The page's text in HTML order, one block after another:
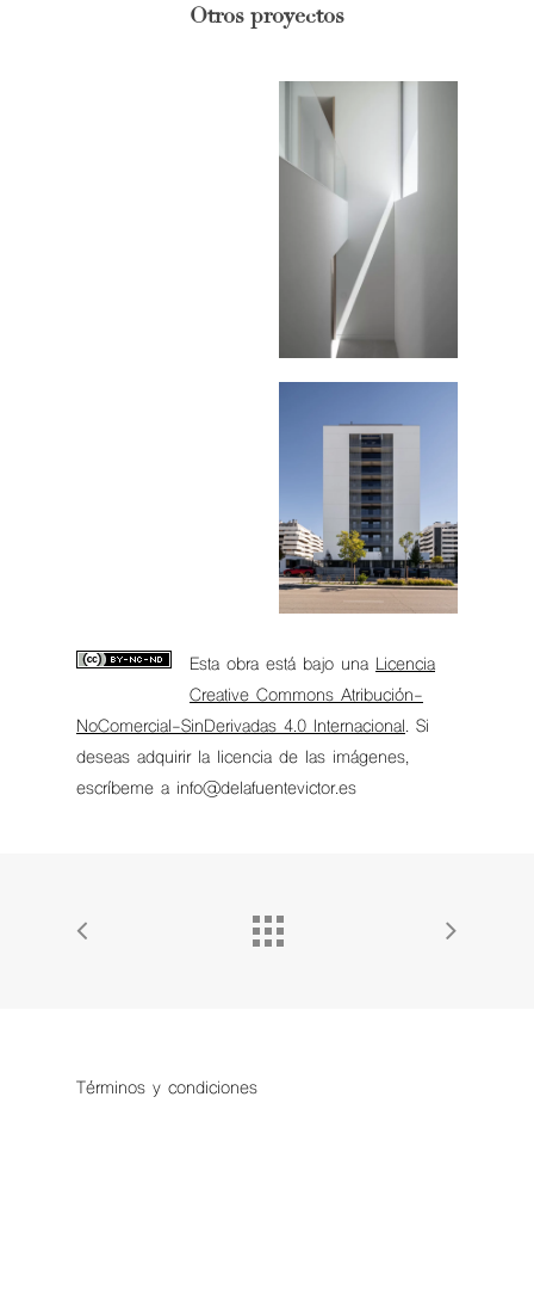
Otros proyectos
Esta obra está bajo una Licencia
Creative Commons Atribución-
NoComercial-SinDerivadas 4.0 Internacional. Si
deseas adquirir la licencia de las imágenes,
escríbeme a info@delafuentevictor.es
Términos y condiciones